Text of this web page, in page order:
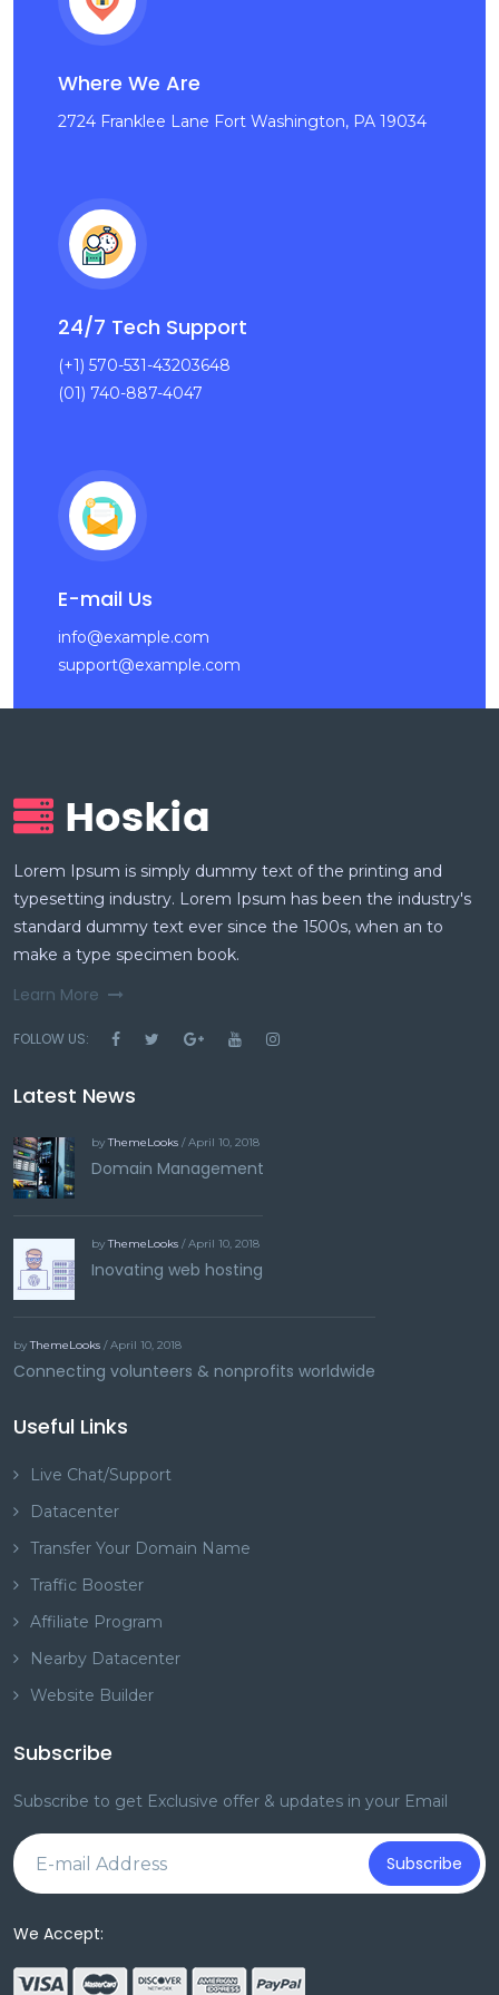
Where We Are
2724 Franklee Lane Fort Washington, PA 19034
24/7 Tech Support
(+1) 570-531-43203648
(01) 740-887-4047
E-mail Us
info@example.com
support@example.com
Lorem Ipsum is simply dummy text of the printing and
typesetting industry. Lorem Ipsum has been the industry's
standard dummy text ever since the 1500s, when an to
make a type specimen book.
Learn More
FOLLOW US:
Latest News
byThemeLooks / April 10, 2018
Domain Management
byThemeLooks / April 10, 2018
Inovating web hosting
byThemeLooks / April 10, 2018
Connecting volunteers & nonprofits worldwide
Useful Links
Live Chat/Support
Datacenter
Transfer Your Domain Name
Traffic Booster
Affiliate Program
Nearby Datacenter
Website Builder
Subscribe
Subscribe to get Exclusive offer & updates in your Email
Subscribe
We Accept: